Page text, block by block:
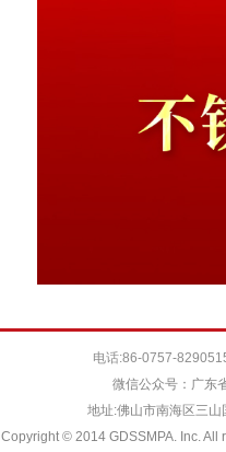
电话:86-0757-
微信公众号：广东
地址:佛山市南海区三
Copyright © 2014 GDSSMPA. Inc. All